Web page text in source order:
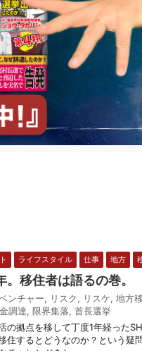
ライフスタイル 仕事 地方
移住者は語るの巻。
ンチャー, リスク, リスケ, 地方
調達, 限界集落, 首長選挙
の拠点を移して丁度1年経った
住するとどうなのか？という疑